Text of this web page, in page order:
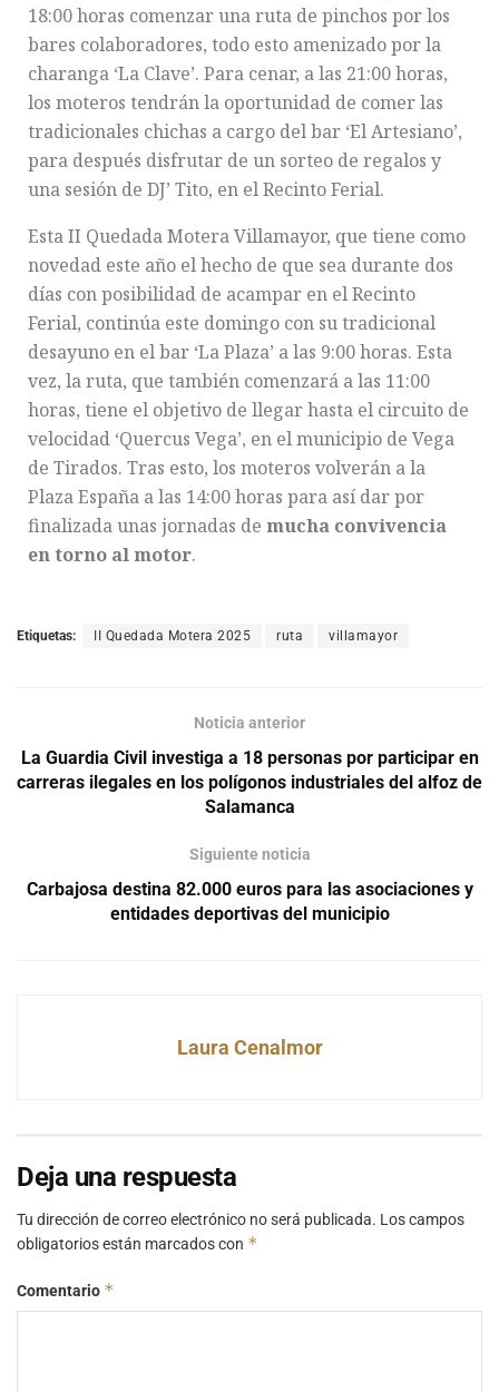
18:00 horas comenzar una ruta de pinchos por los
bares colaboradores, todo esto amenizado por la
charanga ‘La Clave’. Para cenar, a las 21:00 horas,
los moteros tendrán la oportunidad de comer las
tradicionales chichas a cargo del bar ‘El Artesiano’,
para después disfrutar de un sorteo de regalos y
una sesión de DJ’ Tito, en el Recinto Ferial.
Esta II Quedada Motera Villamayor, que tiene como
novedad este año el hecho de que sea durante dos
días con posibilidad de acampar en el Recinto
Ferial, continúa este domingo con su tradicional
desayuno en el bar ‘La Plaza’ a las 9:00 horas. Esta
vez, la ruta, que también comenzará a las 11:00
horas, tiene el objetivo de llegar hasta el circuito de
velocidad ‘Quercus Vega’, en el municipio de Vega
de Tirados. Tras esto, los moteros volverán a la
Plaza España a las 14:00 horas para así dar por
finalizada unas jornadas de mucha convivencia
en torno al motor.
Etiquetas: II Quedada Motera 2025 ruta villamayor
Noticia anterior
La Guardia Civil investiga a 18 personas por participar en
carreras ilegales en los polígonos industriales del alfoz de
Salamanca
Siguiente noticia
Carbajosa destina 82.000 euros para las asociaciones y
entidades deportivas del municipio
Laura Cenalmor
Deja una respuesta
Tu dirección de correo electrónico no será publicada. Los campos
obligatorios están marcados con *
Comentario *